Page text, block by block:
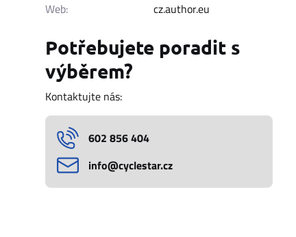
Web:
cz.author.eu
Potřebujete poradit s
výběrem?
Kontaktujte nás:
602 856 404
info​@cyclestar​.cz